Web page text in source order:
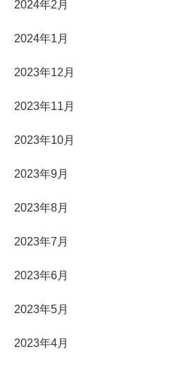
2024年2月
2024年1月
2023年12月
2023年11月
2023年10月
2023年9月
2023年8月
2023年7月
2023年6月
2023年5月
2023年4月